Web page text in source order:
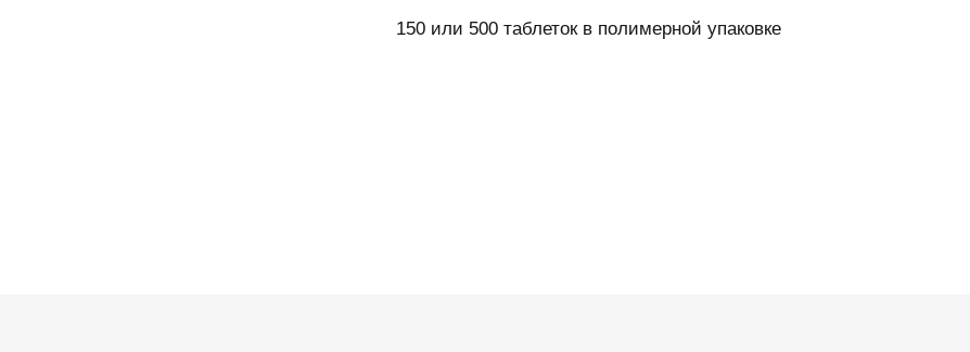
150 или 500 таблеток в полимерной упаковке